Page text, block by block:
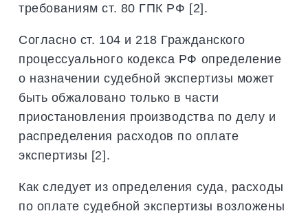
требованиям ст. 80 ГПК РФ [2].
Согласно ст. 104 и 218 Гражданского
процессуального кодекса РФ определение
о назначении судебной экспертизы может
быть обжаловано только в части
приостановления производства по делу и
распределения расходов по оплате
экспертизы [2].
Как следует из определения суда, расходы
по оплате судебной экспертизы возложены